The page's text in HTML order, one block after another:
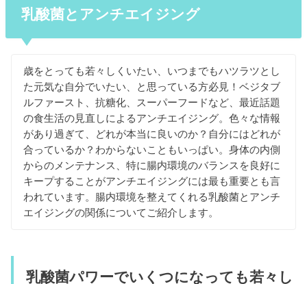
乳酸菌とアンチエイジング
歳をとっても若々しくいたい、いつまでもハツラツとし
た元気な自分でいたい、と思っている方必見！ベジタブ
ルファースト、抗糖化、スーパーフードなど、最近話題
の食生活の見直しによるアンチエイジング。色々な情報
があり過ぎて、どれが本当に良いのか？自分にはどれが
合っているか？わからないこともいっぱい。身体の内側
からのメンテナンス、特に腸内環境のバランスを良好に
キープすることがアンチエイジングには最も重要とも言
われています。腸内環境を整えてくれる乳酸菌とアンチ
エイジングの関係についてご紹介します。
乳酸菌パワーでいくつになっても若々し